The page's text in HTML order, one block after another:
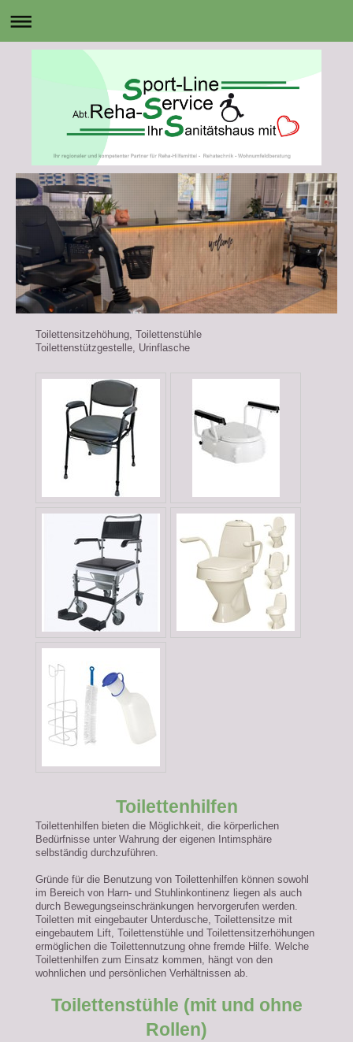
Toilettensitzehöhung, Toilettenstühle
Toilettenstützgestelle, Urinflasche
Toilettenhilfen
Toilettenhilfen bieten die Möglichkeit, die körperlichen
Bedürfnisse unter Wahrung der eigenen Intimsphäre
selbständig durchzuführen.
Gründe für die Benutzung von Toilettenhilfen können sowohl
im Bereich von Harn- und Stuhlinkontinenz liegen als auch
durch Bewegungseinschränkungen hervorgerufen werden.
Toiletten mit eingebauter Unterdusche, Toilettensitze mit
eingebautem Lift, Toilettenstühle und Toilettensitzerhöhungen
ermöglichen die Toilettennutzung ohne fremde Hilfe. Welche
Toilettenhilfen zum Einsatz kommen, hängt von den
wohnlichen und persönlichen Verhältnissen ab.
Toilettenstühle (mit und ohne
Rollen)